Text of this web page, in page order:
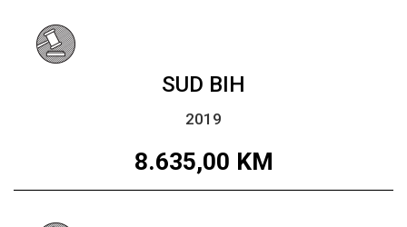
SUD BIH
2019
8.635,00 KM